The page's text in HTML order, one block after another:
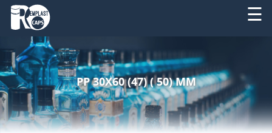
☰
RO
EN
DESPRE
NOI
PRODUSE
PP 30X60 (47) ( 50) MM